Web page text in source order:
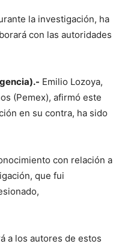
la investigación, ha
con las autoridades
Emilio Lozoya,
(Pemex), afirmó este
en su contra, ha sido
con relación a
que fui
a los autores de estos